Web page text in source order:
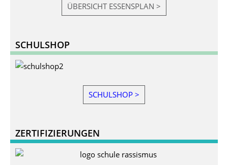
ÜBERSICHT ESSENSPLAN >
SCHULSHOP
SCHULSHOP >
ZERTIFIZIERUNGEN